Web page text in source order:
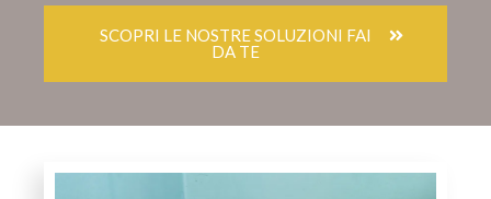
SCOPRI LE NOSTRE SOLUZIONI FAI
DA TE